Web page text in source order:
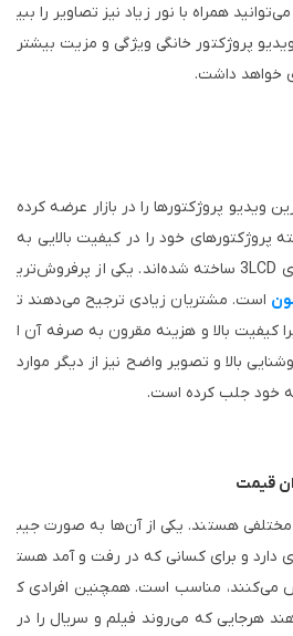
همراه با نور زیاد نیز تصاویر را ببی
پروژکتور خانگی ویژگی و مزیت بیشتر
خواهد داشت.
ویدیو پروژکتور‌ها را در بازار عرضه کرده
پروژکتور‌های خود را در کیفیت بالایی به
دنیا نشان دهد. آن‌ها از فناوری 3LCD ساخته شده‌اند. یکی از پرفروش‌تری
است. مشتریان زیادی ترجیح می‌دهند ت
کیفیت بالا و هزینه مقرون به صرفه آن ا
بالا و تصویر واضح نیز از دیگر موارد
خود جلب کرده است.
قیمت
مختلفی هستند. یکی از آن‌ها به صورت جیب
دارد و برای کسانی که در رفت و آمد هست
می‌کنند، مناسب است. همچنین افرادی ک
هرجایی که ‌می‌روند فیلم و سریال را در